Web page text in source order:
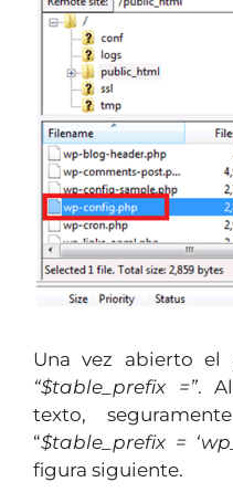
Una vez abierto el
“$table_prefix =”.
texto,
“$table_prefix =
figura siguiente.